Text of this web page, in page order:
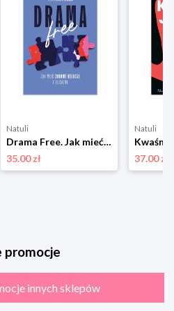
Natuli
Drama Free. Jak mieć zdrowe relacje w rodzinie Muza
35.00 zł
Natuli
37.00 zł
promocje
innych sklepów